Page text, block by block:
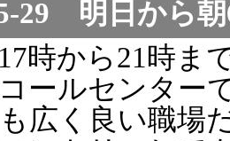
29 明日から
時から21時ま
ールセンター
広く良い職場